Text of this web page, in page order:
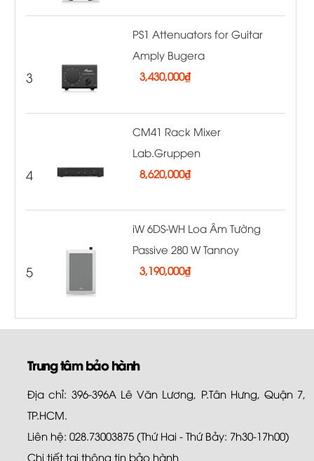
3
PS1 Attenuators for Guitar
Amply Bugera
3,430,000₫
4
CM41 Rack Mixer
Lab.Gruppen
8,620,000₫
5
iW 6DS-WH Loa Âm Tường
Passive 280 W Tannoy
3,190,000₫
Trung tâm bảo hành
Địa chỉ: 396-396A Lê Văn Lương, P.Tân Hưng, Quận 7,
TP.HCM.
Liên hệ: 028.73003875 (Thứ Hai - Thứ Bảy: 7h30-17h00)
Chi tiết tại thông tin bảo hành